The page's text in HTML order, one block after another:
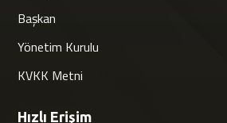
Başkan
Yönetim Kurulu
KVKK Metni
Hızlı Erişim